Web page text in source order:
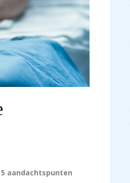
aandachtspunten